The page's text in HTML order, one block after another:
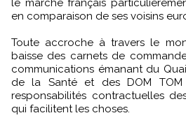
le marché français
en comparaison de ses voisins
Toute accroche à travers le
baisse des carnets de
communications émanant du Quai
de la Santé et des DOM
responsabilités contractuelles
qui facilitent les choses.